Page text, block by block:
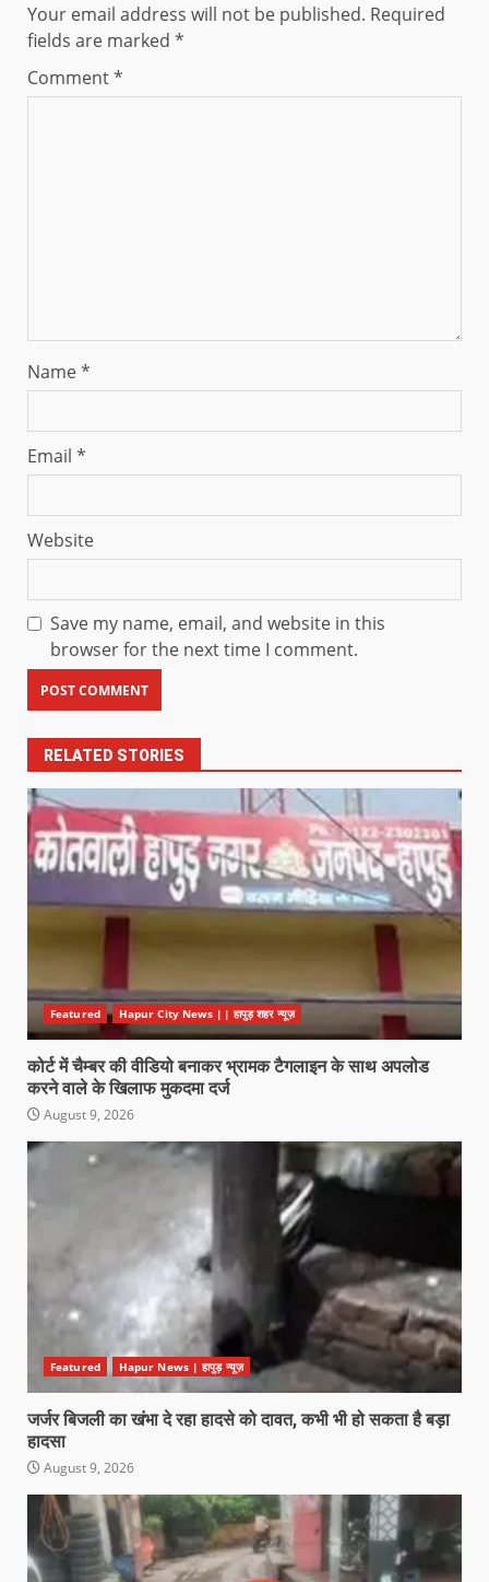
Your email address will not be published. Required
fields are marked *
Comment*
Name*
Email *
Website
Save my name, email, and website in this
browser for the next time I comment.
RELATED STORIES
Featured Hapur City News || हापुड़ शहर न्यूज़
कोर्ट में चैम्बर की वीडियो बनाकर भ्रामक टैगलाइन के साथ अपलोड
करने वाले के खिलाफ मुकदमा दर्ज
August 9, 2026
Featured Hapur News | हापुड़ न्यूज़
जर्जर बिजली का खंभा दे रहा हादसे को दावत, कभी भी हो सकता है बड़ा
हादसा
August 9, 2026